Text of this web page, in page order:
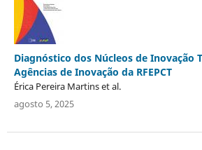
Diagnóstico dos Núcleos de Inovação
Agências de Inovação da RFEPCT
Érica Pereira Martins et al.
agosto 5, 2025